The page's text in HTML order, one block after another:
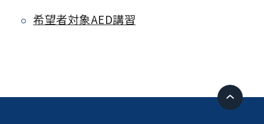
希望者対象AED講習